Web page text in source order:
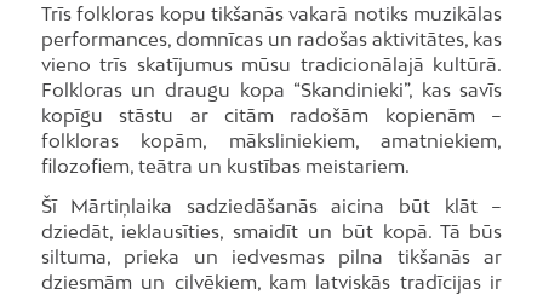
Trīs folkloras kopu tikšanās vakarā notiks muzikālas
performances, domnīcas un radošas aktivitātes, kas
vieno trīs skatījumus mūsu tradicionālajā kultūrā.
Folkloras un draugu kopa “Skandinieki”, kas savīs
kopīgu stāstu ar citām radošām kopienām –
folkloras kopām, māksliniekiem, amatniekiem,
filozofiem, teātra un kustības meistariem.
Šī Mārtiņlaika sadziedāšanās aicina būt klāt –
dziedāt, ieklausīties, smaidīt un būt kopā. Tā būs
siltuma, prieka un iedvesmas pilna tikšanās ar
dziesmām un cilvēkiem, kam latviskās tradīcijas ir